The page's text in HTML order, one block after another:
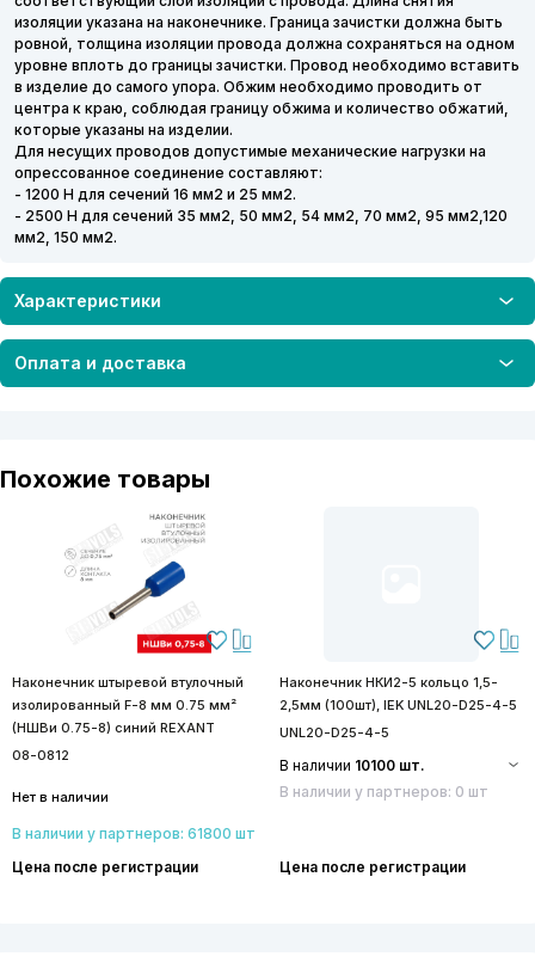
изоляции указана на наконечнике. Граница зачистки должна быть
ровной, толщина изоляции провода должна сохраняться на одном
уровне вплоть до границы зачистки. Провод необходимо вставить
в изделие до самого упора. Обжим необходимо проводить от
центра к краю, соблюдая границу обжима и количество обжатий,
которые указаны на изделии.
Для несущих проводов допустимые механические нагрузки на
опрессованное соединение составляют:
- 1200 Н для сечений 16 мм2 и 25 мм2.
- 2500 Н для сечений 35 мм2, 50 мм2, 54 мм2, 70 мм2, 95 мм2,120
мм2, 150 мм2.
Характеристики
Оплата и доставка
Похожие товары
Наконечник штыревой втулочный
изолированный F-8 мм 0.75 мм²
(НШВи 0.75-8) синий REXANT
08-0812
Нет в наличии
В наличии у партнеров: 61800 шт
Цена после регистрации
Наконечник НКИ2-5 кольцо 1,5-
2,5мм (100шт), IEK UNL20-D25-4-5
UNL20-D25-4-5
В наличии 10100 шт.
В наличии у партнеров: 0 шт
Цена после регистрации